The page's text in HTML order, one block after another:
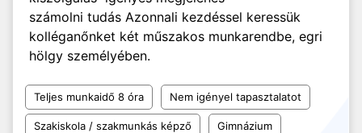
számolni tudás Azonnali kezdéssel keressük
kolléganőnket két műszakos munkarendbe, egri
hölgy személyében.
Teljes munkaidő 8 óra Nem igényel tapasztalatot
Szakiskola / szakmunkás képző Gimnázium